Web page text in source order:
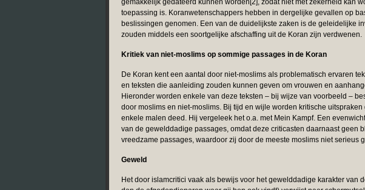
gemakkelijk gedateerd kunnen worden[2], zodat niet met zekerheid kan
toepassing is. Koranwetenschappers hebben in dergelijke gevallen op
beslissingen genomen. Een van de duidelijkste zaken is de geleidelijke
zouden middels een soortgelijke afschaffing uit de Koran zijn verdwenen.
Kritiek van niet-moslims op sommige passages in de Koran
De Koran kent een aantal door niet-moslims als problematisch ervaren
en teksten die aanleiding zouden kunnen geven om vrouwen en
Hieronder worden enkele van deze teksten – bij wijze van voorbeeld –
door moslims en niet-moslims. Bij tijd en wijle worden kritische
enkele malen deed. Hij vergeleek het o.a. met Mein Kampf. Een
van de gewelddadige passages, omdat deze criticasten daarnaast geen
vreedzame passages, waardoor zij door de meeste moslims niet serieus
Geweld
Het door islamcritici vaak als bewijs voor het gewelddadige karakter van